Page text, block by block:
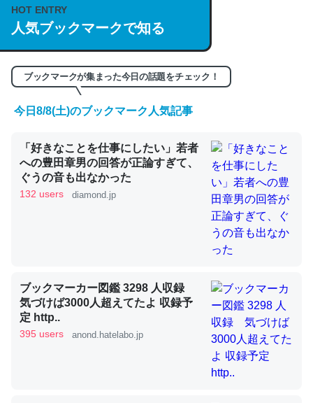
https://isobe324649.hatenablog.com/entry/2023/03/27
/064121
─GPTの仕組みと限界についての考察（１） - conceptualization
くらい。小説でいう「ずっと前の伏線」は回収されないけ
ど、短期記憶というには多い分量。進化すればするほど分
かりやすく強くなりそう
─GPTの仕組みと限界についての考察（１） - conceptualization
昆虫ってカルシウム少ないのか。知らんかった。調べたら
コオロギのカルシウム分はエビの600分の1程度。
─ニュース :: 【研究発表】昆虫学の大問題＝「昆虫はなぜ海にいな
HOT ENTRY
人気ブックマークで知る
ブックマークが集まった今日の話題をチェック！
今日8/8(土)のブックマーク人気記事
「好きなことを仕事にしたい」若者
への豊田章男の回答が正論すぎて、
ぐうの音も出なかった
132 users diamond.jp
ブックマーカー図鑑 3298 人収録
気づけば3000人超えてたよ 収録予
定 http..
395 users anond.hatelabo.jp